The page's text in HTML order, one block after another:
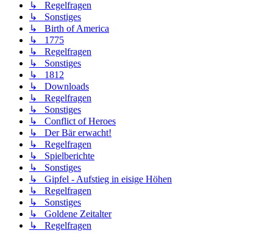
↳ Regelfragen
↳ Sonstiges
↳ Birth of America
↳ 1775
↳ Regelfragen
↳ Sonstiges
↳ 1812
↳ Downloads
↳ Regelfragen
↳ Sonstiges
↳ Conflict of Heroes
↳ Der Bär erwacht!
↳ Regelfragen
↳ Spielberichte
↳ Sonstiges
↳ Gipfel - Aufstieg in eisige Höhen
↳ Regelfragen
↳ Sonstiges
↳ Goldene Zeitalter
↳ Regelfragen